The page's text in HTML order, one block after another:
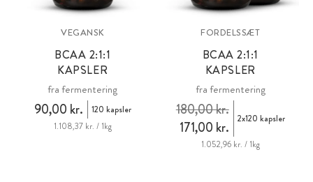
VEGANSK
BCAA 2:1:1
KAPSLER
fra fermentering
90,00 kr.
120 kapsler
1.108,37 kr. / 1kg
FORDELSSÆT
BCAA 2:1:1
KAPSLER
fra fermentering
171,00 kr.
180,00 kr. 2x120 kapsler
1.052,96 kr. / 1kg